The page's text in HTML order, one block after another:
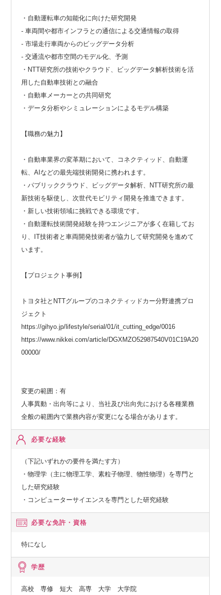
・自動運転車の知能化に向けた研究開発
- 車両間や都市インフラとの通信による交通情報の取得
- 市場走行車両からのビッグデータ分析
- 交通流や都市空間のモデル化、予測
・NTT研究所の技術やクラウド、ビッグデータ解析技術を活
用した自動車技術との融合
・自動車メーカーとの共同研究
・データ分析やシミュレーションによるモデル構築
【職務の魅力】
・自動車業界の変革期において、コネクティッド、自動運
転、AIなどの最先端技術開発に携われます。
・パブリッククラウド、ビッグデータ解析、NTT研究所の最
新技術を駆使し、次世代モビリティ開発を推進できます。
・新しい技術領域に挑戦できる環境です。
・自動運転技術開発経験を持つエンジニアが多く在籍してお
り、IT技術者と車両開発技術者が協力して研究開発を進めて
います。
【プロジェクト事例】
トヨタ社とNTTグループのコネクティッドカー分野連携プロ
ジェクト
https://gihyo.jp/lifestyle/serial/01/it_cutting_edge/0016
https://www.nikkei.com/article/DGXMZO52987540V01C19A20
00000/
変更の範囲：有
人事異動・出向等により、当社及び出向先における各種業務
全般の範囲内で業務内容が変更になる場合があります。
必要な経験
（下記いずれかの要件を満たす方）
・物理学（主に物理工学、素粒子物理、物性物理）を専門と
した研究経験
・コンピューターサイエンスを専門とした研究経験
必要な免許・資格
特になし
学歴
高校 専修 短大 高専 大学 大学院